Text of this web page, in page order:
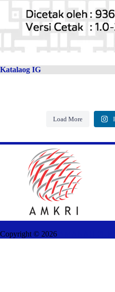
Katalaog IG
Load More
Copyright © 2026